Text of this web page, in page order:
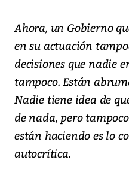
Ahora, un Gobierno
en su actuación
decisiones que nadie
tampoco. Están
Nadie tiene idea de
de nada, pero
están haciendo es lo
autocrítica.